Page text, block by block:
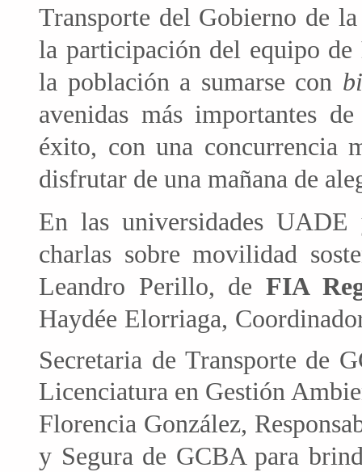
Transporte del Gobierno de
la participación del equipo de
la población a sumarse con
avenidas más importantes
éxito, con una concurrencia
disfrutar de una mañana de
En las universidades
charlas sobre movilidad
Leandro Perillo, de FIA
Haydée Elorriaga,
Secretaria de Transporte de
Licenciatura en Gestión
Florencia González,
y Segura de GCBA para